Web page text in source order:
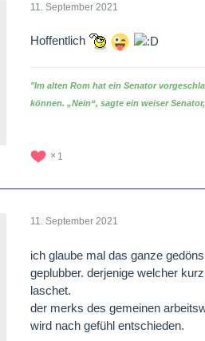
11. September 2021
Hoffentlich
"Im alten Rom hat ein Senator
können. „Nein“, sagte ein weiser
1
11. September 2021
ich glaube mal das ganze
geplubber. derjenige welcher
laschet.
der merks des gemeinen
wird nach gefühl entschieden.